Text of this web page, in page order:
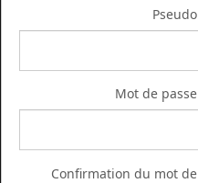
Pseudo
Mot de passe
Confirmation du mot de